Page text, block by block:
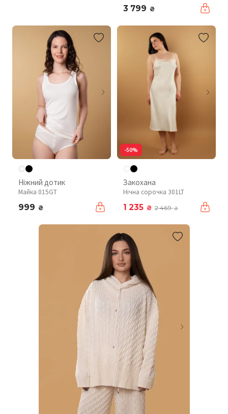
3 799 ₴
Ніжний дотик
Майка 015GT
999 ₴
-50%
Закохана
Нічна сорочка 301LT
1 235 ₴ 2 469₴